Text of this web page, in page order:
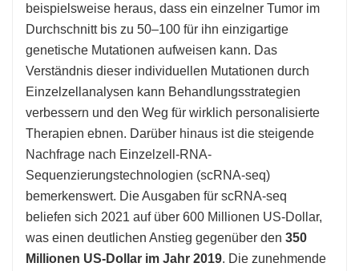
beispielsweise heraus, dass ein einzelner Tumor im
Durchschnitt bis zu 50–100 für ihn einzigartige
genetische Mutationen aufweisen kann. Das
Verständnis dieser individuellen Mutationen durch
Einzelzellanalysen kann Behandlungsstrategien
verbessern und den Weg für wirklich personalisierte
Therapien ebnen. Darüber hinaus ist die steigende
Nachfrage nach Einzelzell-RNA-
Sequenzierungstechnologien (scRNA-seq)
bemerkenswert. Die Ausgaben für scRNA-seq
beliefen sich 2021 auf über 600 Millionen US-Dollar,
was einen deutlichen Anstieg gegenüber den 350
Millionen US-Dollar im Jahr 2019. Die zunehmende